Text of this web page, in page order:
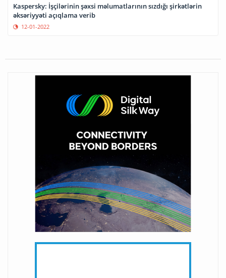
Kaspersky: İşçilərinin şəxsi məlumatlarının sızdığı şirkətlərin
əksəriyyəti açıqlama verib
12-01-2022